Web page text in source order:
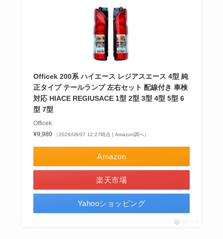
Officek 200系 ハイエース レジアスエース 4型 純
正タイプ テールランプ 左右セット 配線付き 車検
対応 HIACE REGIUSACE 1型 2型 3型 4型 5型 6
型 7型
Officek
¥9,980
（2026/08/07 12:27時点 | Amazon調べ）
Amazon
楽天市場
Yahooショッピング
ポチップ